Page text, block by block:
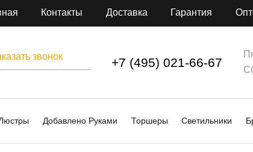
Контакты Доставка Гарантия
звонок +7 (495) 021-66-67
Добавлено Руками Торшеры Светильники